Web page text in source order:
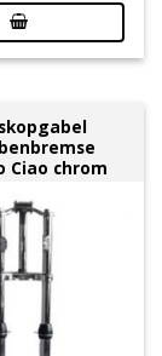
Ciao chrom